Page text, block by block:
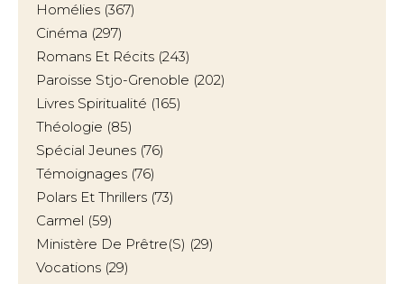
Homélies (367)
Cinéma (297)
Romans Et Récits (243)
Paroisse Stjo-Grenoble (202)
Livres Spiritualité (165)
Théologie (85)
Spécial Jeunes (76)
Témoignages (76)
Polars Et Thrillers (73)
Carmel (59)
Ministère De Prêtre(s) (29)
Vocations (29)